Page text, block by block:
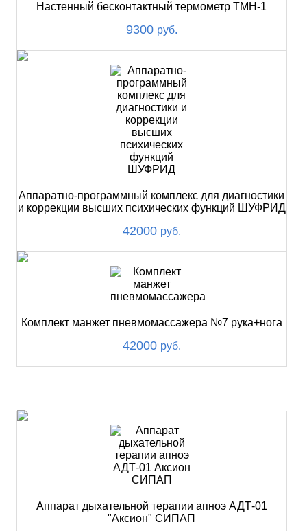
Настенный бесконтактный термометр ТМН-1
9300 руб.
Аппаратно-программный комплекс для диагностики
и коррекции высших психических функций ШУФРИД
42000 руб.
Комплект манжет пневмомассажера №7 рука+нога
42000 руб.
Аппарат дыхательной терапии апноэ АДТ-01
"Аксион" СИПАП